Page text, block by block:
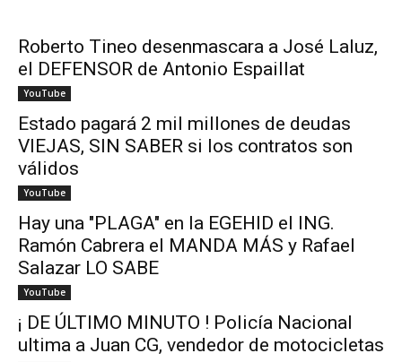
Roberto Tineo desenmascara a José Laluz,
el DEFENSOR de Antonio Espaillat
YouTube
Estado pagará 2 mil millones de deudas
VIEJAS, SIN SABER si los contratos son
válidos
YouTube
Hay una "PLAGA" en la EGEHID el ING.
Ramón Cabrera el MANDA MÁS y Rafael
Salazar LO SABE
YouTube
¡ DE ÚLTIMO MINUTO ! Policía Nacional
ultima a Juan CG, vendedor de motocicletas